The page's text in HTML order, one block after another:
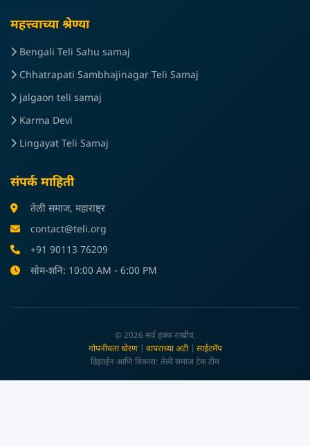
महत्त्वाच्या श्रेण्या
Bengali Teli Sahu samaj
Chhatrapati Sambhajinagar Teli Samaj
jalgaon teli samaj
Karma Devi
Lingayat Teli Samaj
संपर्क माहिती
तेली समाज, महाराष्ट्र
contact@teli.org
+91 90113 76209
सोम-शनि: 10:00 AM - 6:00 PM
© 2026 सर्व हक्क राखीव.
गोपनीयता धोरण| वापराच्या अटी| साईटमॅप
डिझाईन आणि विकास: तेली समाज टेक टीम